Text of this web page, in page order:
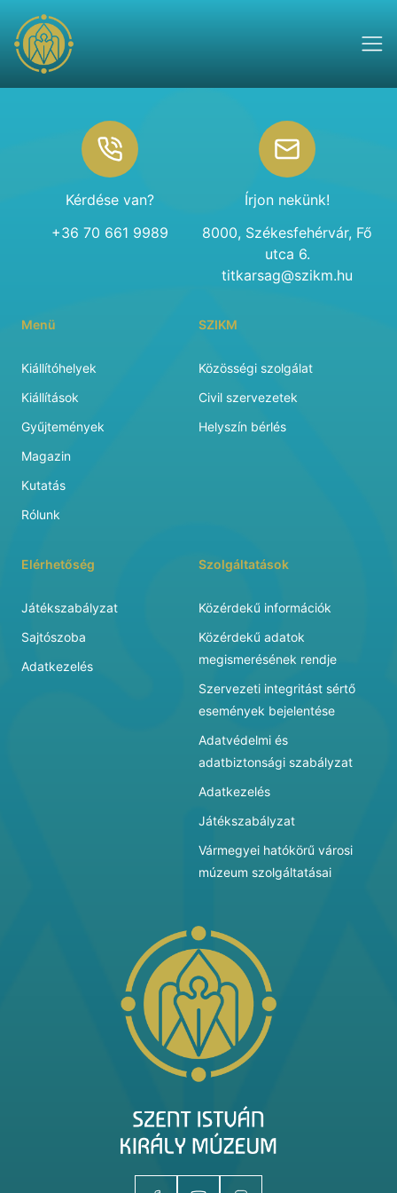
Kérdése van?
+36 70 661 9989
Írjon nekünk!
8000, Székesfehérvár, Fő
utca 6.
titkarsag@szikm.hu
Menü
Kiállítóhelyek
Kiállítások
Gyűjtemények
Magazin
Kutatás
Rólunk
SZIKM
Közösségi szolgálat
Civil szervezetek
Helyszín bérlés
Elérhetőség
Játékszabályzat
Sajtószoba
Adatkezelés
Szolgáltatások
Közérdekű információk
Közérdekű adatok
megismerésének rendje
Szervezeti integritást sértő
események bejelentése
Adatvédelmi és
adatbiztonsági szabályzat
Adatkezelés
Játékszabályzat
Vármegyei hatókörű városi
múzeum szolgáltatásai